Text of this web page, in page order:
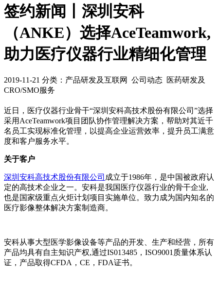
签约新闻丨深圳安科
（ANKE）选择AceTeamwork,
助力医疗仪器行业精细化管理
2019-11-21 分类：产品研发及互联网 公司动态 医药研发及
CRO/SMO服务
近日，医疗仪器行业骨干“深圳安科高技术股份有限公司”选择
采用AceTeamwork项目团队协作管理解决方案，帮助对其近千
名员工实现标准化管理，以提高企业运营效率，提升员工满意
度和客户服务水平。
关于客户
深圳安科高技术股份有限公司 成立于1986年，是中国被政府认
定的高技术企业之一。安科是我国医疗仪器行业的骨干企业,
也是国家级重点火炬计划项目实施单位。致力成为国内知名的
医疗影像整体解决方案制造商。
安科从事大型医学影像设备等产品的开发、生产和经营，所有
产品均具有自主知识产权,通过IS013485，ISO9001质量体系认
证，产品取得CFDA，CE，FDA证书。